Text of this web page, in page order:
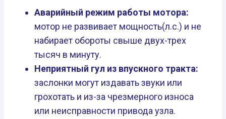
Аварийный режим работы мотора:
мотор не развивает мощность(л.с.) и не
набирает обороты свыше двух-трех
тысяч в минуту.
Неприятный гул из впускного тракта:
заслонки могут издавать звуки или
грохотать и из-за чрезмерного износа
или неисправности привода узла.